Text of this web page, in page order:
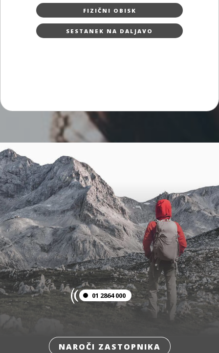
FIZIČNI OBISK
SESTANEK NA DALJAVO
01 2864 000
NAROČI ZASTOPNIKA